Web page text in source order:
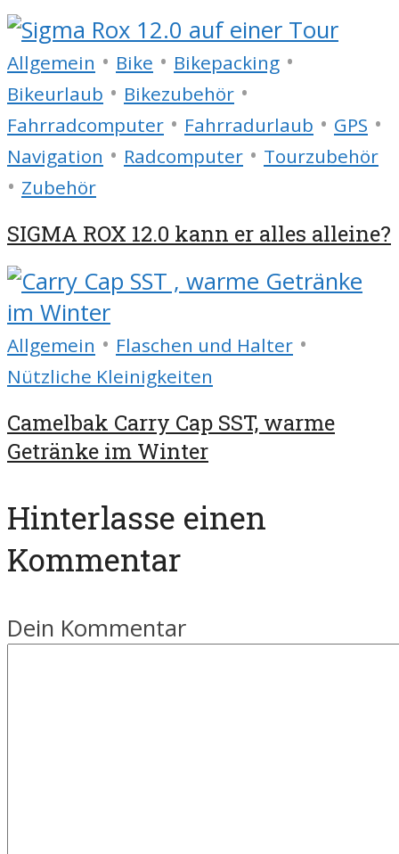
Allgemein • Bike • Bikepacking •
Bikeurlaub • Bikezubehör •
Fahrradcomputer • Fahrradurlaub • GPS •
Navigation • Radcomputer • Tourzubehör
• Zubehör
SIGMA ROX 12.0 kann er alles alleine?
Allgemein • Flaschen und Halter •
Nützliche Kleinigkeiten
Camelbak Carry Cap SST, warme
Getränke im Winter
Hinterlasse einen
Kommentar
Dein Kommentar